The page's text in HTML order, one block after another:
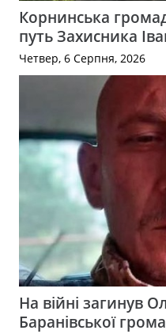
Корнинська
путь Захисника
Четвер, 6 Серпня, 2026
На війні загинув
Баранівської